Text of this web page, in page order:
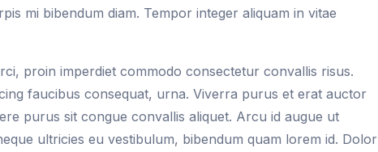
mi bibendum diam. Tempor integer aliquam in vitae
proin imperdiet commodo consectetur convallis risus.
faucibus consequat, urna. Viverra purus et erat auctor
purus sit congue convallis aliquet. Arcu id augue ut
ultricies eu vestibulum, bibendum quam lorem id. Dolor